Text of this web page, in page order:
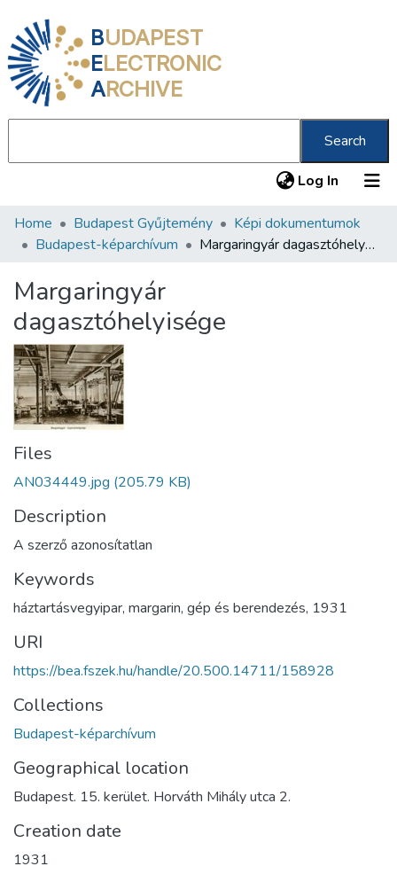
BUDAPEST
ELECTRONIC
ARCHIVE
Search
Log In (current)
Communities & Collections
Statistics
About us
Home Budapest Gyűjtemény
Képi dokumentumok
Budapest-képarchívum
Margaringyár dagasztóhelyisége
Margaringyár
dagasztóhelyisége
Files
AN034449.jpg (205.79 KB)
Description
A szerző azonosítatlan
Keywords
háztartásvegyipar, margarin, gép és berendezés, 1931
URI
https://bea.fszek.hu/handle/20.500.14711/158928
Collections
Budapest-képarchívum
Geographical location
Budapest. 15. kerület. Horváth Mihály utca 2.
Creation date
1931